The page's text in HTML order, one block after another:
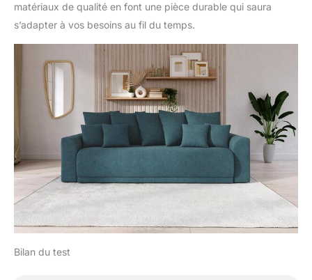
matériaux de qualité en font une pièce durable qui saura
s’adapter à vos besoins au fil du temps.
Bilan du test